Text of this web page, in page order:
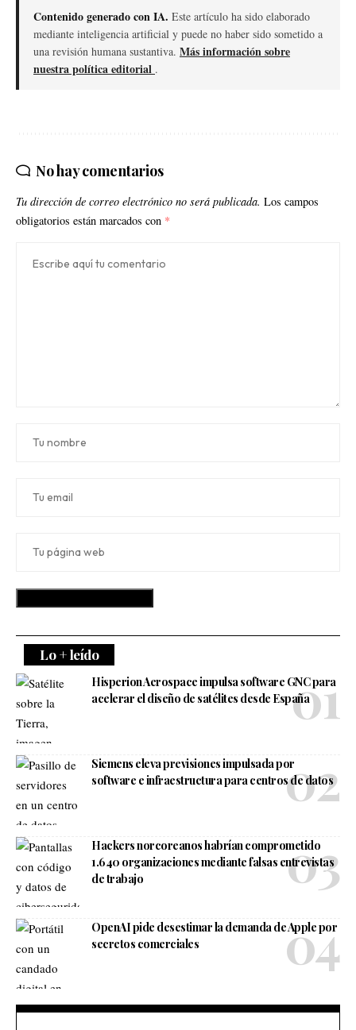
Contenido generado con IA. Este artículo ha sido elaborado
mediante inteligencia artificial y puede no haber sido sometido a
una revisión humana sustantiva. Más información sobre
nuestra política editorial .
No hay comentarios
Tu dirección de correo electrónico no será publicada. Los campos
obligatorios están marcados con *
Lo + leído
Hisperion Aerospace impulsa software GNC para
acelerar el diseño de satélites desde España
Siemens eleva previsiones impulsada por
software e infraestructura para centros de datos
Hackers norcoreanos habrían comprometido
1.640 organizaciones mediante falsas entrevistas
de trabajo
OpenAI pide desestimar la demanda de Apple por
secretos comerciales